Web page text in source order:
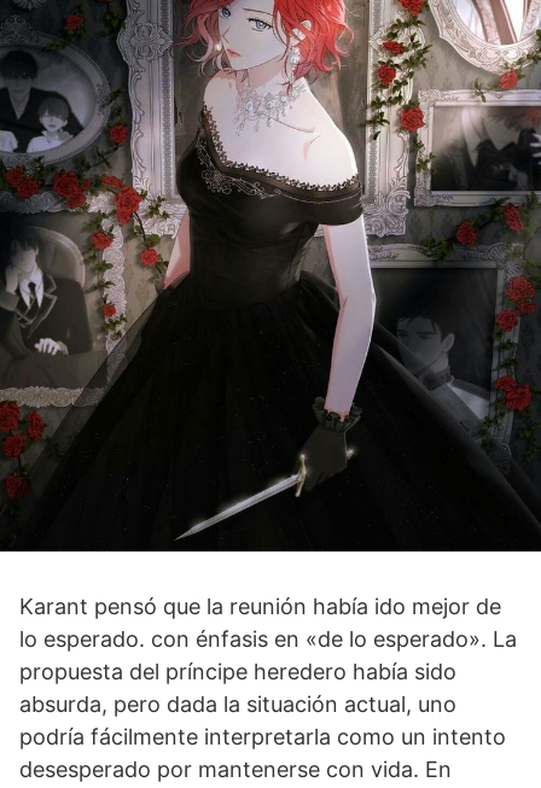
Karant pensó que la reunión había ido mejor de
lo esperado. con énfasis en «de lo esperado». La
propuesta del príncipe heredero había sido
absurda, pero dada la situación actual, uno
podría fácilmente interpretarla como un intento
desesperado por mantenerse con vida. En